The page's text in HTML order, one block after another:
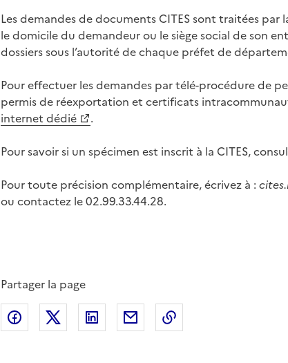
Les demandes de documents CITES sont traitées par
le domicile du demandeur ou le siège social de son
dossiers sous l’autorité de chaque préfet de
Pour effectuer les demandes par télé-procédure de
permis de réexportation et certificats
internet dédié
.
Pour savoir si un spécimen est inscrit à la CITES,
Pour toute précision complémentaire, écrivez à :
ou contactez le 02.99.33.44.28.
Partager la page
Partager sur Facebook
Partager sur XPartager sur LinkedIn
Partager par emailCopier le lien de